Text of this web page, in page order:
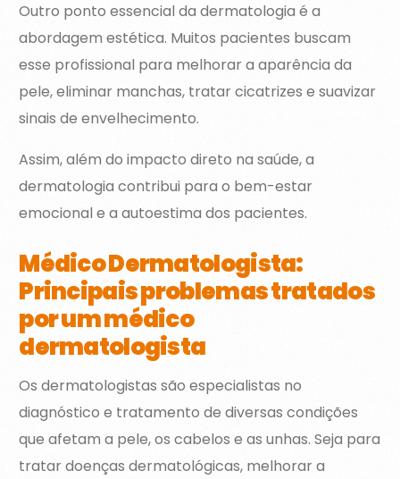
Outro ponto essencial da dermatologia é a
abordagem estética. Muitos pacientes buscam
esse profissional para melhorar a aparência da
pele, eliminar manchas, tratar cicatrizes e suavizar
sinais de envelhecimento.
Assim, além do impacto direto na saúde, a
dermatologia contribui para o bem-estar
emocional e a autoestima dos pacientes.
Médico Dermatologista:
Principais problemas tratados
por um médico
dermatologista
Os dermatologistas são especialistas no
diagnóstico e tratamento de diversas condições
que afetam a pele, os cabelos e as unhas. Seja para
tratar doenças dermatológicas, melhorar a